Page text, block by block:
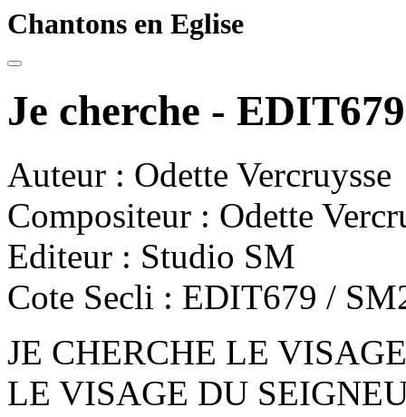
Chantons en Eglise
Je cherche - EDIT679
Auteur : Odette Vercruysse
Compositeur : Odette
Editeur : Studio SM
Cote Secli : EDIT679 /
JE CHERCHE LE
LE VISAGE DU